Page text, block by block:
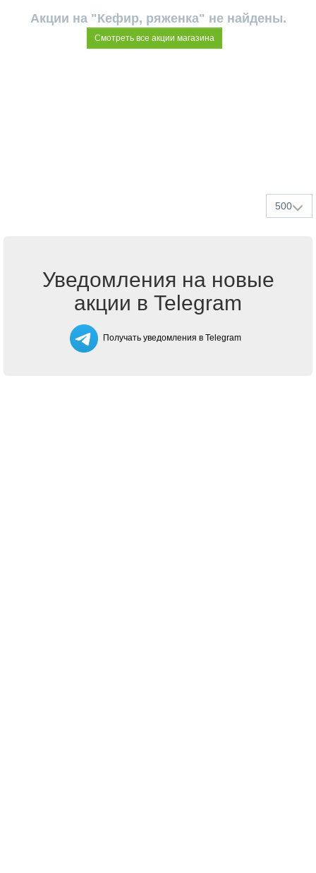
Акции на "Кефир, ряженка" не найдены.
Смотреть все акции магазина
500
Уведомления на новые
акции в Telegram
Получать уведомления в Telegram